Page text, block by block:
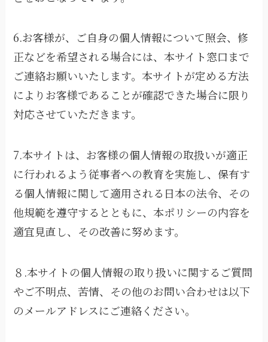
6.お客様が、ご自身の個人情報について照会、修
正などを希望される場合には、本サイト窓口まで
ご連絡お願いいたします。本サイトが定める方法
によりお客様であることが確認できた場合に限り
対応させていただきます。
7.本サイトは、お客様の個人情報の取扱いが適正
に行われるよう従事者への教育を実施し、保有す
る個人情報に関して適用される日本の法令、その
他規範を遵守するとともに、本ポリシーの内容を
適宜見直し、その改善に努めます。
８.本サイトの個人情報の取り扱いに関するご質問
やご不明点、苦情、その他のお問い合わせは以下
のメールアドレスにご連絡ください。